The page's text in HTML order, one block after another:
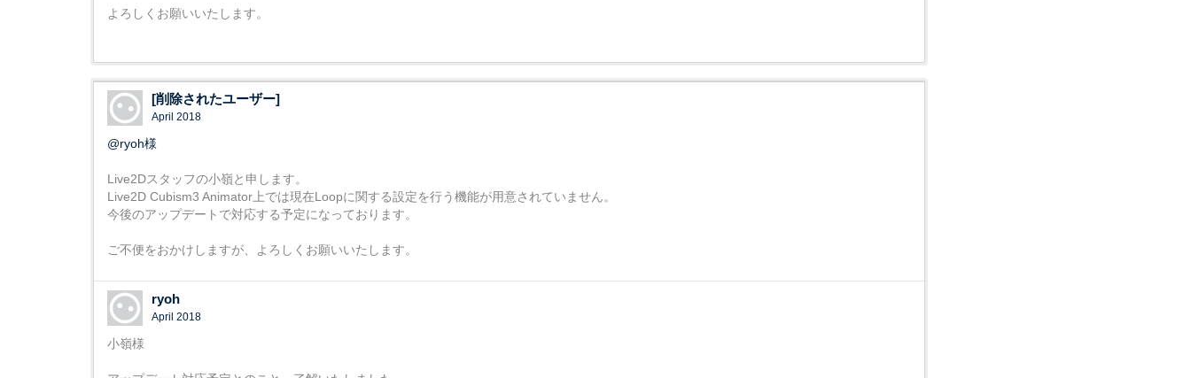
よろしくお願いいたします。
[削除されたユーザー]
April 2018
@ryoh様
Live2Dスタッフの小嶺と申します。
Live2D Cubism3 Animator上では現在Loopに関する設定を行う機能が用意されていません。
今後のアップデートで対応する予定になっております。
ご不便をおかけしますが、よろしくお願いいたします。
ryoh
April 2018
小嶺様